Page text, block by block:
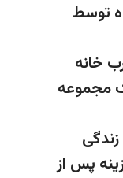
توسط
خانه
مجموعه
پس از